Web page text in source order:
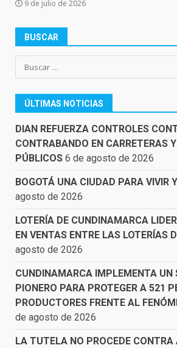
9 de julio de 2026
BUSCAR
Buscar:
ÚLTIMAS NOTICIAS
DIAN REFUERZA CONTROLES
CONTRABANDO EN CARRETERAS
PÚBLICOS 6 de agosto de 2026
BOGOTÁ UNA CIUDAD PARA VIVIR
agosto de 2026
LOTERÍA DE CUNDINAMARCA
EN VENTAS ENTRE LAS LOTERÍAS
agosto de 2026
CUNDINAMARCA IMPLEMENTA UN
PIONERO PARA PROTEGER A 521
PRODUCTORES FRENTE AL
de agosto de 2026
LA TUTELA NO PROCEDE CONTRA